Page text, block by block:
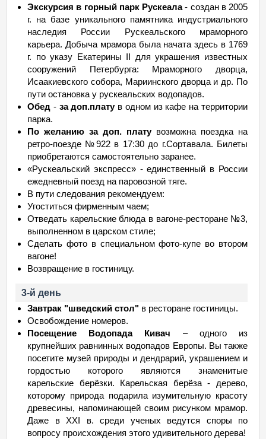
Экскурсия в горный парк Рускеала- создан в 2005
г. на базе уникального памятника индустриального
наследия России Рускеальского мраморного
карьера. Добыча мрамора была начата здесь в 1769
г. по указу Екатерины II для украшения известных
сооружений Петербурга: Мраморного дворца,
Исаакиевского собора, Мариинского дворца и др. По
пути остановка у рускеальских водопадов.
Обед - за доп.платув одном из кафе на территории
парка.
По желанию за доп. платувозможна поездка на
ретро-поезде №922 в 17:30 до г.Сортавала. Билеты
приобретаются самостоятельно заранее.
«Рускеальский экспресс» - единственный в России
ежедневный поезд на паровозной тяге.
В пути следования рекомендуем:
Угоститься фирменным чаем;
Отведать карельские блюда в вагоне-ресторане №3,
выполненном в царском стиле;
Сделать фото в специальном фото-купе во втором
вагоне!
Возвращение в гостиницу.
3-й день
Завтрак "шведский стол" в ресторане гостиницы.
Освобождение номеров.
Посещение Водопада Кивач – одного из
крупнейших равнинных водопадов Европы. Вы также
посетите музей природы и дендрарий, украшением и
гордостью которого являются знаменитые
карельские берёзки. Карельская берёза - дерево,
которому природа подарила изумительную красоту
древесины, напоминающей своим рисунком мрамор.
Даже в XXI в. среди ученых ведутся споры по
вопросу происхождения этого удивительного дерева!